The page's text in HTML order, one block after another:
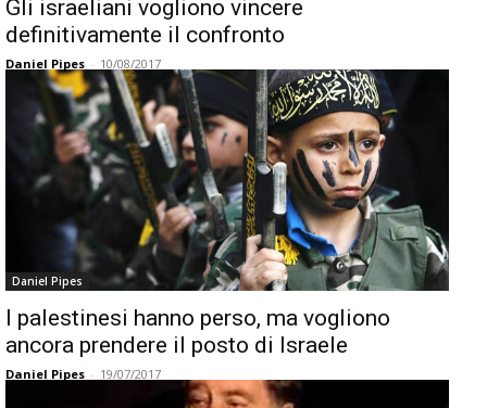
Gli israeliani vogliono vincere
definitivamente il confronto
Daniel Pipes - 10/08/2017
Daniel Pipes
I palestinesi hanno perso, ma vogliono
ancora prendere il posto di Israele
Daniel Pipes - 19/07/2017